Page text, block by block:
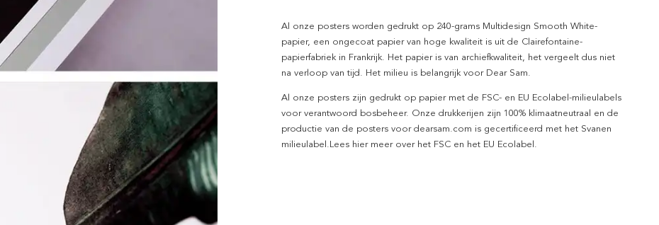
Al onze posters worden gedrukt op 240-grams Multidesign Smooth White-
papier, een ongecoat papier van hoge kwaliteit is uit de Clairefontaine-
papierfabriek in Frankrijk. Het papier is van archiefkwaliteit, het vergeelt dus niet
na verloop van tijd. Het milieu is belangrijk voor Dear Sam.
Al onze posters zijn gedrukt op papier met de FSC- en EU Ecolabel-milieulabels
voor verantwoord bosbeheer. Onze drukkerijen zijn 100% klimaatneutraal en de
productie van de posters voor dearsam.com is gecertificeerd met het Svanen
milieulabel.Lees hier meer over het FSC en het EU Ecolabel.